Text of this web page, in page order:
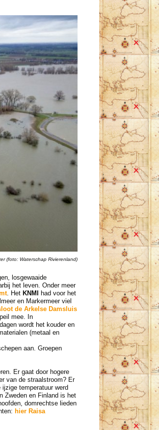
(foto: Waterschap Rivierenland)
losgewaaide
het leven. Onder meer
. Het KNMI had voor het
en Markermeer viel
de Arkelse Damsluis
mee. In
wordt het kouder en
(metaal en
aan. Groepen
Er gaat door hogere
van de straalstroom? Er
temperatuur werd
Zweden en Finland is het
domrechtse lieden
hier Raisa